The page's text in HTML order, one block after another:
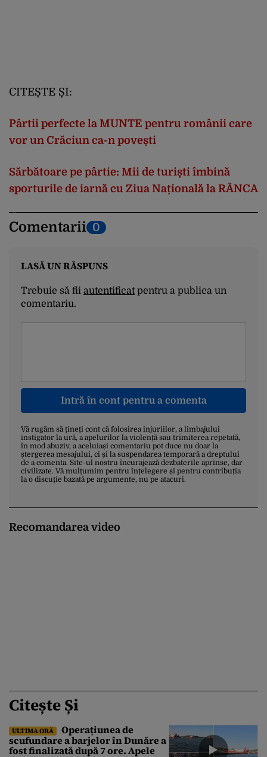
CITEȘTE ȘI:
Pârtii perfecte la MUNTE pentru românii care
vor un Crăciun ca-n povești
Sărbătoare pe pârtie: Mii de turiști îmbină
sporturile de iarnă cu Ziua Națională la RÂNCA
Comentarii 0
LASĂ UN RĂSPUNS
Trebuie să fii autentificatpentru a publica un
comentariu.
Intră în cont pentru a comenta
Vă rugăm să țineți cont că folosirea injuriilor, a limbajului
instigator la ură, a apelurilor la violență sau trimiterea repetată,
în mod abuziv, a aceluiași comentariu pot duce nu doar la
ștergerea mesajului, ci și la suspendarea temporară a dreptului
de a comenta. Site-ul nostru încurajează dezbaterile aprinse, dar
civilizate. Vă mulțumim pentru înțelegere și pentru contribuția
la o discuție bazată pe argumente, nu pe atacuri.
Recomandarea video
Citește Și
ULTIMA ORĂ
Operațiunea de
scufundare a barjelor în Dunăre a
fost finalizată după 7 ore. Apele